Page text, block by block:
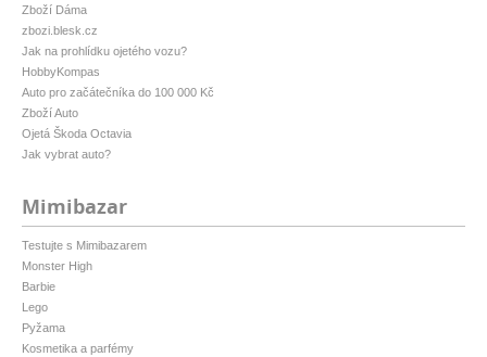
Zboží Dáma
zbozi.blesk.cz
Jak na prohlídku ojetého vozu?
HobbyKompas
Auto pro začátečníka do 100 000 Kč
Zboží Auto
Ojetá Škoda Octavia
Jak vybrat auto?
Mimibazar
Testujte s Mimibazarem
Monster High
Barbie
Lego
Pyžama
Kosmetika a parfémy